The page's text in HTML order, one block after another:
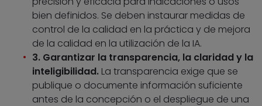
bien definidos. Se deben instaurar medidas de
control de la calidad en la práctica y de mejora
de la calidad en la utilización de la IA.
3. Garantizar la transparencia, la claridad y la
inteligibilidad. La transparencia exige que se
publique o documente información suficiente
antes de la concepción o el despliegue de una